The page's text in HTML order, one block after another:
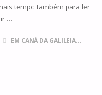
tempo também para ler
…
EM CANÁ DA GALILEIA...